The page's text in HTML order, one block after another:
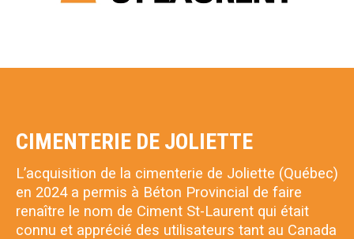
CIMENTERIE DE JOLIETTE
L’acquisition de la cimenterie de Joliette (Québec)
en 2024 a permis à Béton Provincial de faire
renaître le nom de Ciment St-Laurent qui était
connu et apprécié des utilisateurs tant au Canada